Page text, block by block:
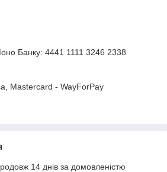
Банку: 4441 1111 3246 2338
Mastercard - WayForPay
14 днів за домовленістю